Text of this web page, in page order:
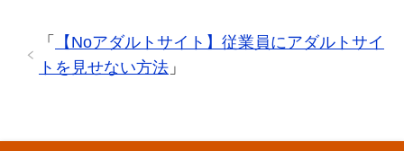
「
【Noアダルトサイト】従業員にアダルトサイ
トを見せない方法 」